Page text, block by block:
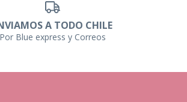
A TODO CHILE
Por Blue express y Correos